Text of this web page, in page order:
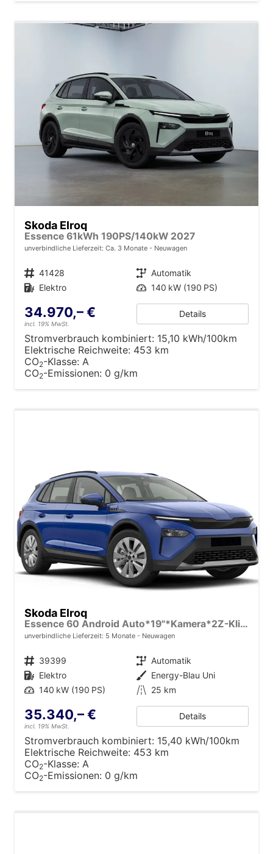
Skoda Elroq
Essence 61kWh 190PS/140kW 2027
unverbindliche Lieferzeit: Ca. 3 Monate Neuwagen
Fahrzeugnr. 41428 Getriebe Automatik
Kraftstoff Elektro Leistung 140 kW (190 PS)
34.970,– €
incl. 19% MwSt.
Details
Stromverbrauch kombiniert: 15,10 kWh/100km
Elektrische Reichweite: 453 km
CO2-Klasse: A
CO2-Emissionen: 0 g/km
Skoda Elroq
Essence 60 Android Auto*19"*Kamera*2Z-Klimaauto*Totwinkel*LED*Tempomat
unverbindliche Lieferzeit: 5 Monate Neuwagen
Fahrzeugnr. 39399 Getriebe Automatik
Kraftstoff Elektro Außenfarbe Energy-Blau Uni
Leistung 140 kW (190 PS) Kilometerstand 25 km
35.340,– €
incl. 19% MwSt.
Details
Stromverbrauch kombiniert: 15,40 kWh/100km
Elektrische Reichweite: 453 km
CO2-Klasse: A
CO2-Emissionen: 0 g/km